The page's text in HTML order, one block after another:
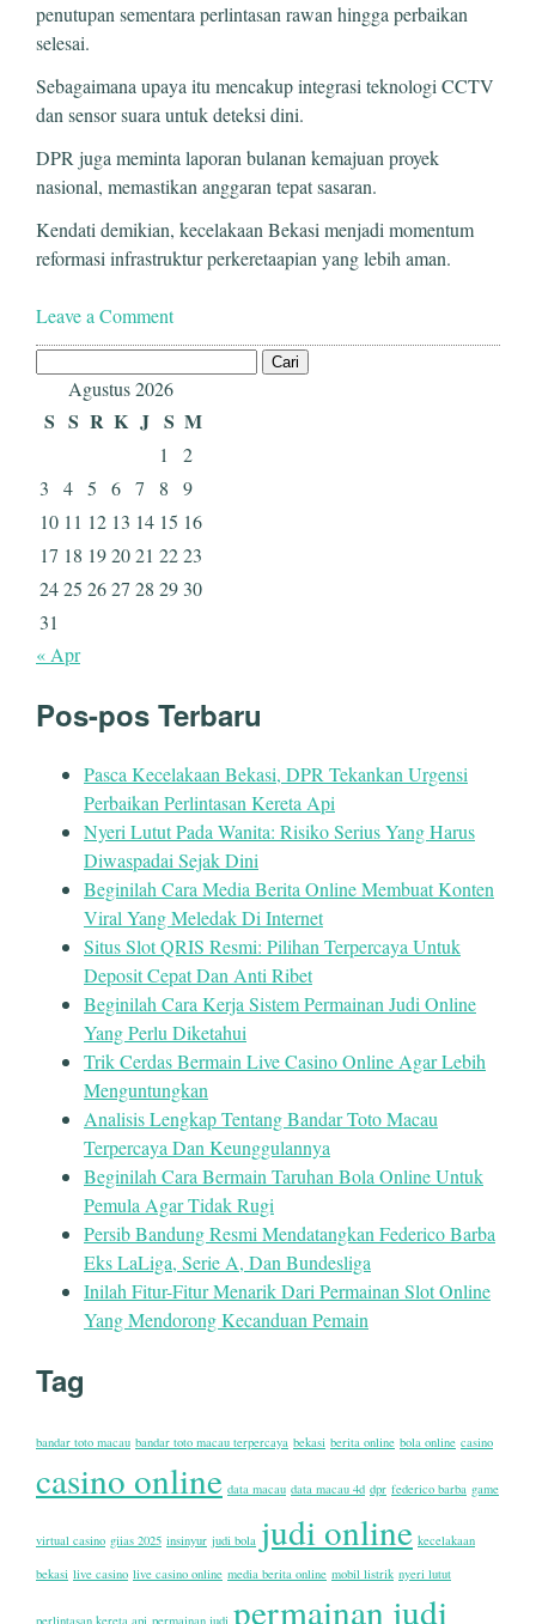
penutupan sementara perlintasan rawan hingga perbaikan
selesai.
Sebagaimana upaya itu mencakup integrasi teknologi CCTV
dan sensor suara untuk deteksi dini.
DPR juga meminta laporan bulanan kemajuan proyek
nasional, memastikan anggaran tepat sasaran.
Kendati demikian, kecelakaan Bekasi menjadi momentum
reformasi infrastruktur perkeretaapian yang lebih aman.
Leave a Comment
Cari
untuk:Agustus 2026
S S R K J S M
1
2
3
4 5 6 7 8
9
10 11 12 13 14 15 16
17 18 192021 2223
2425 2627 28 29 30
31
« Apr
Pos-pos Terbaru
Pasca Kecelakaan Bekasi, DPR Tekankan Urgensi
Perbaikan Perlintasan Kereta Api
Nyeri Lutut Pada Wanita: Risiko Serius Yang Harus
Diwaspadai Sejak Dini
Beginilah Cara Media Berita Online Membuat Konten
Viral Yang Meledak Di Internet
Situs Slot QRIS Resmi: Pilihan Terpercaya Untuk
Deposit Cepat Dan Anti Ribet
Beginilah Cara Kerja Sistem Permainan Judi Online
Yang Perlu Diketahui
Trik Cerdas Bermain Live Casino Online Agar Lebih
Menguntungkan
Analisis Lengkap Tentang Bandar Toto Macau
Terpercaya Dan Keunggulannya
Beginilah Cara Bermain Taruhan Bola Online Untuk
Pemula Agar Tidak Rugi
Persib Bandung Resmi Mendatangkan Federico Barba
Eks LaLiga, Serie A, Dan Bundesliga
Inilah Fitur-Fitur Menarik Dari Permainan Slot Online
Yang Mendorong Kecanduan Pemain
Tag
bandar toto macau bandar toto macau terpercaya bekasi berita online bola online casino
casino online data macau data macau 4d dpr federico barba game
virtual casino giias 2025 insinyur judi bola judi online kecelakaan
bekasi live casino live casino online media berita online mobil listrik nyeri lutut
perlintasan kereta api permainan judi permainan judi